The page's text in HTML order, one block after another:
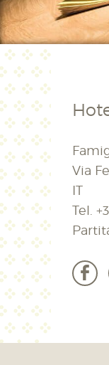
Via
IT
Tel.
b